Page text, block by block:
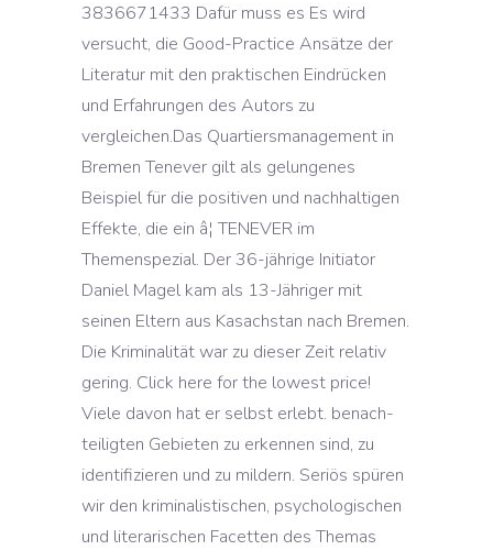
3836671433 Dafür muss es Es wird
versucht, die Good-Practice Ansätze der
Literatur mit den praktischen Eindrücken
und Erfahrungen des Autors zu
vergleichen.Das Quartiersmanagement in
Bremen Tenever gilt als gelungenes
Beispiel für die positiven und nachhaltigen
Effekte, die ein â¦ TENEVER im
Themenspezial. Der 36-jährige Initiator
Daniel Magel kam als 13-Jähriger mit
seinen Eltern aus Kasachstan nach Bremen.
Die Kriminalität war zu dieser Zeit relativ
gering. Click here for the lowest price!
Viele davon hat er selbst erlebt. benach-
teiligten Gebieten zu erkennen sind, zu
identifizieren und zu mildern. Seriös spüren
wir den kriminalistischen, psychologischen
und literarischen Facetten des Themas